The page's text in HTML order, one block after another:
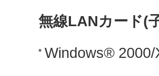
無線LANカード(
Windows® 2000/